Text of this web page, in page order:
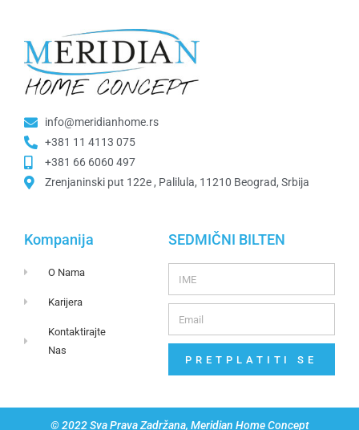
info@meridianhome.rs
+381 11 4113 075
+381 66 6060 497
Zrenjaninski put 122e , Palilula, 11210 Beograd, Srbija
Kompanija
O Nama
Karijera
Kontaktirajte
Nas
SEDMIČNI BILTEN
PRETPLATITI SE
© 2022 Sva Prava Zadržana, Meridian Home Concept